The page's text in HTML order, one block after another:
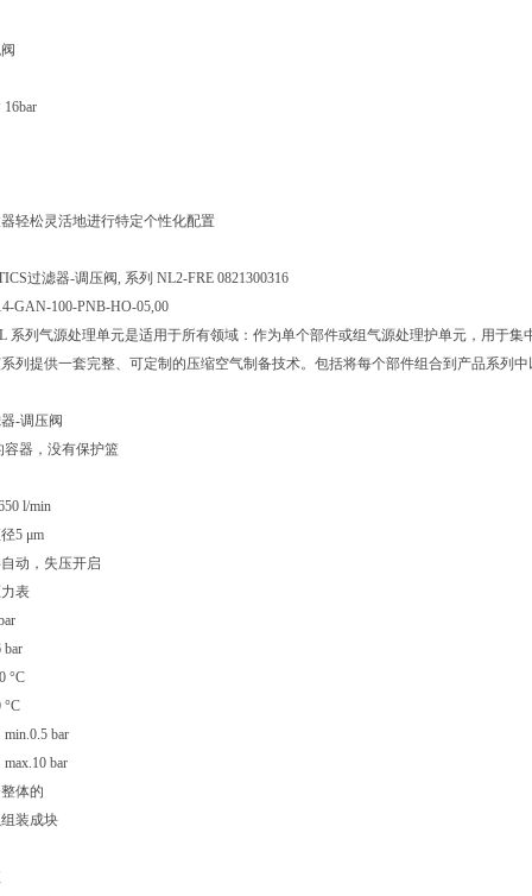
轻松灵活地进行特定个性化配置
过滤器-调压阀, 系列 NL2-FRE 0821300316
GAN-100-PNB-HO-05,00
系列气源处理单元是适用于所有领域：作为单个部件或组气源处理护单元，用于
列提供一套完整、可定制的压缩空气制备技术。包括将每个部件组合到产品系列
-调压阀
容器，没有保护篮
l/min
5 μm
动，失压开启
表
bar
°C
°C
bar
bar
体的
装成块